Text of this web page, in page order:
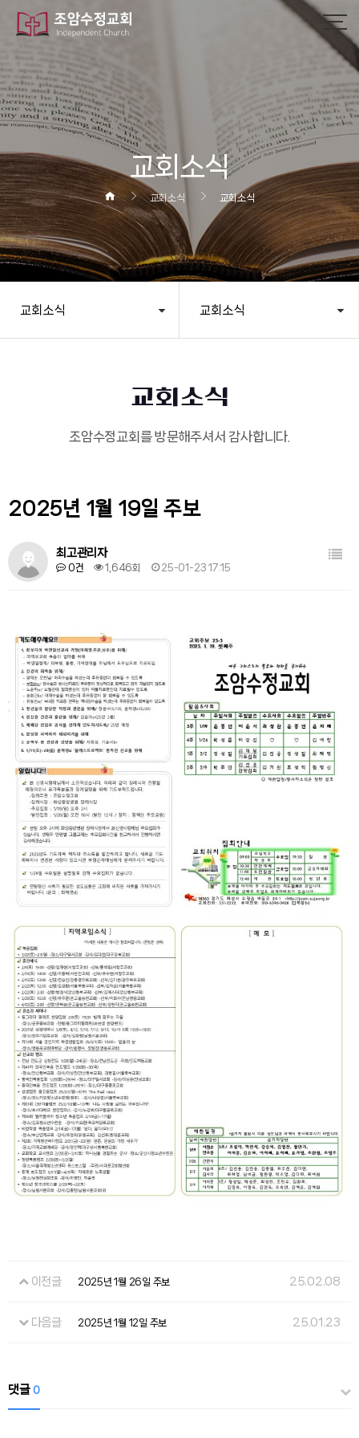
교회소식
교회소식 교회소식
교회소식 교회소식
교회소식
조암수정교회를 방문해주셔서 감사합니다.
2025년 1월 19일 주보
최고관리자
0건 1,646회 25-01-23 17:15
이전글 2025년 1월 26일 주보 25.02.08
다음글 2025년 1월 12일 주보 25.01.23
댓글 0